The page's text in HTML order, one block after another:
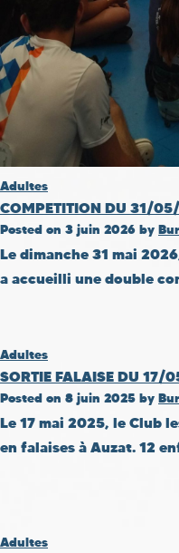
Adultes
COMPETITION DU 31/
Posted on 3 juin 2026 by
Le dimanche 31 mai
a accueilli une double
Adultes
SORTIE FALAISE DU 17/
Posted on 8 juin 2025 by
Le 17 mai 2025, le Club
en falaises à Auzat. 12
Adultes